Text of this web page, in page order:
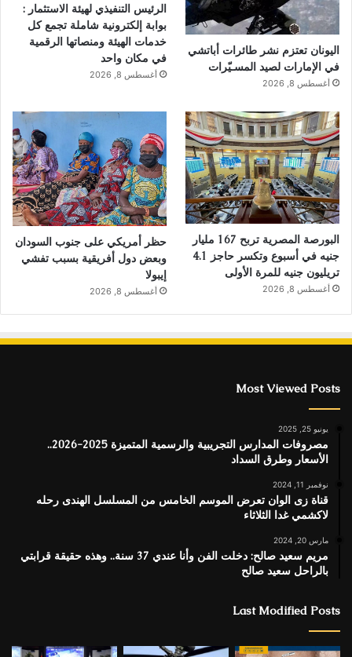
اليونان تعتزم نشر طائرات أباتشي
في الإمارات لصيد المسـيّرات
أغسطس 8, 2026
الرئيس التنفيذي لهيئة الاستثمار :
بوابة إلكترونية شاملة تجمع كل
خدمات الهيئة ومنصاتها الرقمية
في مكان واحد
أغسطس 8, 2026
البورصة المصرية تربح 167 مليار
جنيه في أسبوع وتكسر حاجز 4.1
تريليون جنيه للمرة الأولى
أغسطس 8, 2026
حظر أمريكي على جنوب السودان
وبعض دول أفريقية بسبب تفشي
إيبولا
أغسطس 8, 2026
Most Viewed Posts
يونيو 25, 2025
مصروفات المدارس التجريبية والرسمية المتميزة 2025-2026..
الأسعار وطرق السداد
نوفمبر 11, 2024
قناة زى الوان تعرض الموسم الخامس من المسلسل الهندى رحله
لاكشمي غدا الثلاثاء
مارس 20, 2024
مريم سعيد صالح: دخلت الفن وأنا عندي 37 سنة.. وهذه حقيقة قرابتي
بالراحل سعيد صالح
Last Modified Posts